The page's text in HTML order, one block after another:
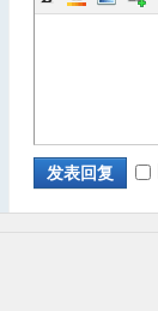
发表回复